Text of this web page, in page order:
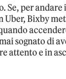
Se, per
Uber, Bixby
sognato di
attento e in